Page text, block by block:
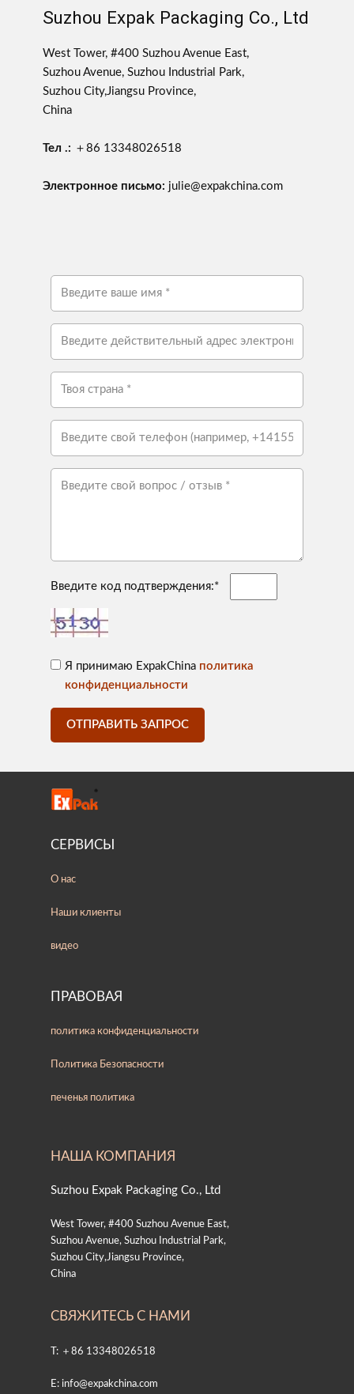
Suzhou Expak Packaging Co., Ltd
West Tower, #400 Suzhou Avenue East,
Suzhou Avenue, Suzhou Industrial Park,
Suzhou City,Jiangsu Province,
China
Тел .: ＋86 13348026518
Электронное письмо: julie@expakchina.com
Введите код подтверждения:*
Я принимаю ExpakChina политика
конфиденциальности
ОТПРАВИТЬ ЗАПРОС
СЕРВИСЫ
О нас
Наши клиенты
видео
ПРАВОВАЯ
политика конфиденциальности
Политика Безопасности
печенья политика
НАША КОМПАНИЯ
Suzhou Expak Packaging Co., Ltd
West Tower, #400 Suzhou Avenue East,
Suzhou Avenue, Suzhou Industrial Park,
Suzhou City,Jiangsu Province,
China
СВЯЖИТЕСЬ С НАМИ
T: ＋86 13348026518
E: info@expakchina.com